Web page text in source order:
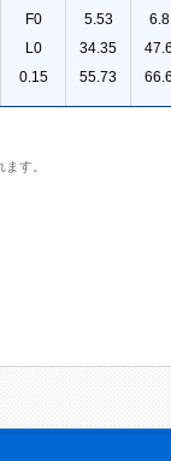
F0
L0
0.15
5.53
34.35
55.73
す。